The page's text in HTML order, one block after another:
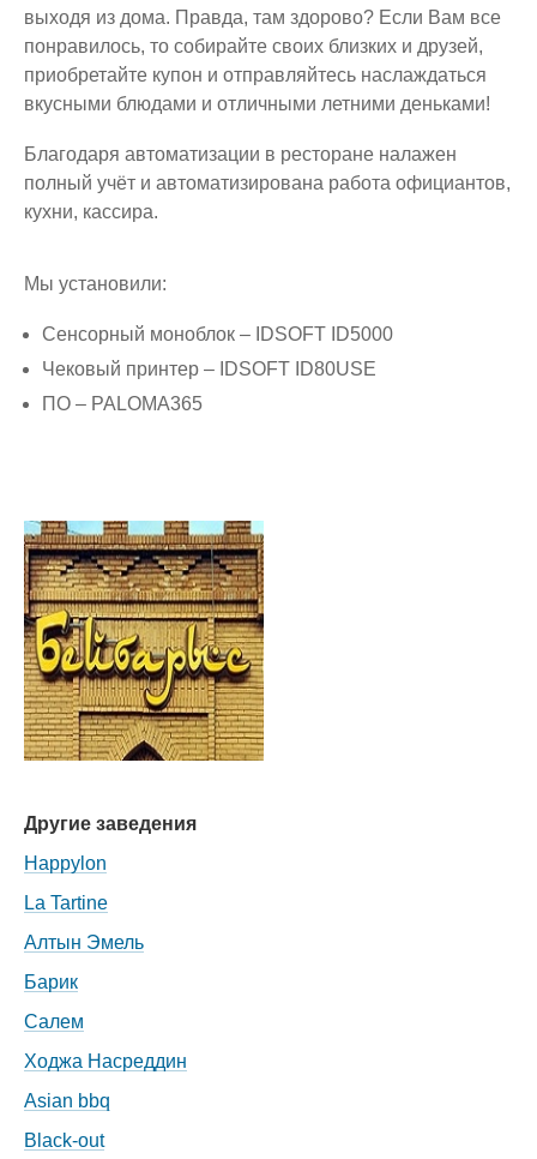
выходя из дома. Правда, там здорово? Если Вам все
понравилось, то собирайте своих близких и друзей,
приобретайте купон и отправляйтесь наслаждаться
вкусными блюдами и отличными летними деньками!
Благодаря автоматизации в ресторане налажен
полный учёт и автоматизирована работа официантов,
кухни, кассира.
Мы установили:
Сенсорный моноблок – IDSOFT ID5000
Чековый принтер – IDSOFT ID80USE
ПО – PALOMA365
Другие заведения
Happylon
La Tartine
Алтын Эмель
Барик
Салем
Ходжа Насреддин
Asian bbq
Black-out